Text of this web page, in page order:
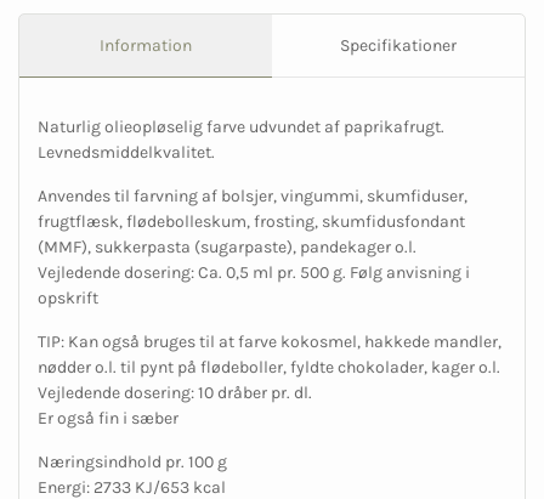
Information Specifikationer
Naturlig olieopløselig farve udvundet af paprikafrugt.
Levnedsmiddelkvalitet.
Anvendes til farvning af bolsjer, vingummi, skumfiduser,
frugtflæsk, flødebolleskum, frosting, skumfidusfondant
(MMF), sukkerpasta (sugarpaste), pandekager o.l.
Vejledende dosering: Ca. 0,5 ml pr. 500 g. Følg anvisning i
opskrift
TIP: Kan også bruges til at farve kokosmel, hakkede mandler,
nødder o.l. til pynt på flødeboller, fyldte chokolader, kager o.l.
Vejledende dosering: 10 dråber pr. dl.
Er også fin i sæber
Næringsindhold pr. 100 g
Energi: 2733 KJ/653 kcal